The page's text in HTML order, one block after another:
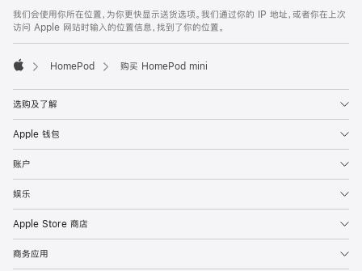
我们会使用你所在位置，为你更快显示送货选项。我们通过你的 IP 地址，或者你在上次
访问 Apple 网站时输入的位置信息，找到了你的位置。
HomePod 购买 HomePod mini
选购及了解
Apple 钱包
账户
娱乐
Apple Store 商店
商务应用